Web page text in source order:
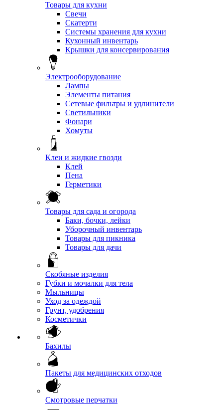
Товары для кухни
Свечи
Скатерти
Системы хранения для кухни
Кухонный инвентарь
Крышки для консервирования
Электрооборудование
Лампы
Элементы питания
Сетевые фильтры и удлинители
Светильники
Фонари
Хомуты
Клеи и жидкие гвозди
Клей
Пена
Герметики
Товары для сада и огорода
Баки, бочки, лейки
Уборочный инвентарь
Товары для пикника
Товары для дачи
Скобяные изделия
Губки и мочалки для тела
Мыльницы
Уход за одеждой
Грунт, удобрения
Косметички
Бахилы
Пакеты для медицинских отходов
Смотровые перчатки